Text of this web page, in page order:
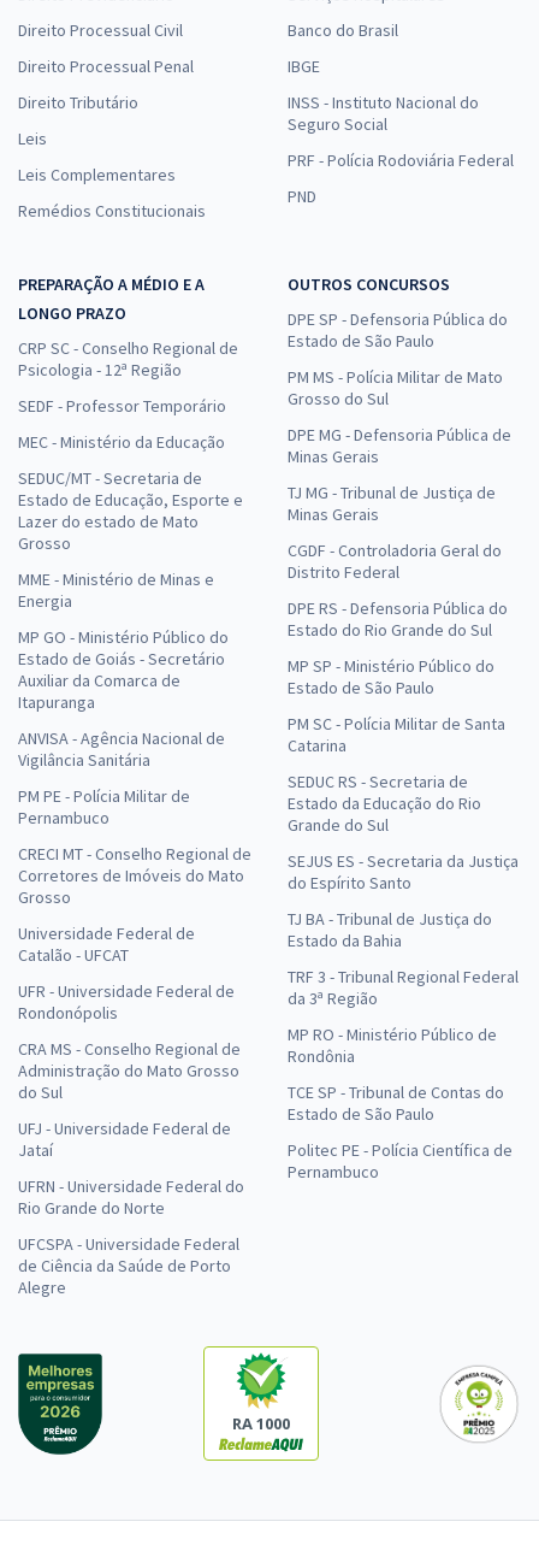
Direito Processual Civil
Direito Processual Penal
Direito Tributário
Leis
Leis Complementares
Remédios Constitucionais
Banco do Brasil
IBGE
INSS - Instituto Nacional do
Seguro Social
PRF - Polícia Rodoviária Federal
PND
PREPARAÇÃO A MÉDIO E A
LONGO PRAZO
CRP SC - Conselho Regional de
Psicologia - 12ª Região
SEDF - Professor Temporário
MEC - Ministério da Educação
SEDUC/MT - Secretaria de
Estado de Educação, Esporte e
Lazer do estado de Mato
Grosso
MME - Ministério de Minas e
Energia
MP GO - Ministério Público do
Estado de Goiás - Secretário
Auxiliar da Comarca de
Itapuranga
ANVISA - Agência Nacional de
Vigilância Sanitária
PM PE - Polícia Militar de
Pernambuco
CRECI MT - Conselho Regional de
Corretores de Imóveis do Mato
Grosso
Universidade Federal de
Catalão - UFCAT
UFR - Universidade Federal de
Rondonópolis
CRA MS - Conselho Regional de
Administração do Mato Grosso
do Sul
UFJ - Universidade Federal de
Jataí
UFRN - Universidade Federal do
Rio Grande do Norte
UFCSPA - Universidade Federal
de Ciência da Saúde de Porto
Alegre
OUTROS CONCURSOS
DPE SP - Defensoria Pública do
Estado de São Paulo
PM MS - Polícia Militar de Mato
Grosso do Sul
DPE MG - Defensoria Pública de
Minas Gerais
TJ MG - Tribunal de Justiça de
Minas Gerais
CGDF - Controladoria Geral do
Distrito Federal
DPE RS - Defensoria Pública do
Estado do Rio Grande do Sul
MP SP - Ministério Público do
Estado de São Paulo
PM SC - Polícia Militar de Santa
Catarina
SEDUC RS - Secretaria de
Estado da Educação do Rio
Grande do Sul
SEJUS ES - Secretaria da Justiça
do Espírito Santo
TJ BA - Tribunal de Justiça do
Estado da Bahia
TRF 3 - Tribunal Regional Federal
da 3ª Região
MP RO - Ministério Público de
Rondônia
TCE SP - Tribunal de Contas do
Estado de São Paulo
Politec PE - Polícia Científica de
Pernambuco
RA 1000